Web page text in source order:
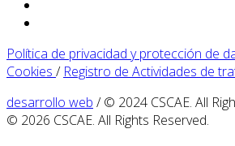
Política de privacidad y protección de
Cookies / Registro de Actividades de
desarrollo web / © 2024 CSCAE. All
© 2026 CSCAE. All Rights Reserved.